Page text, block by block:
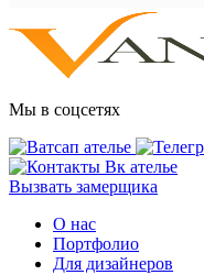
Мы в соцсетях
Вызвать замерщика
О нас
Портфолио
Для дизайнеров